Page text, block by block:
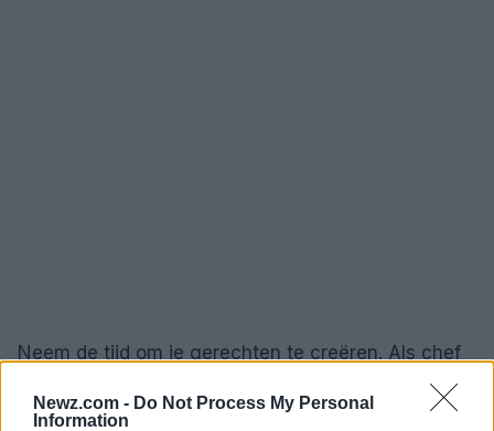
Newz.com - Do Not Process My Personal
Information
Neem de tijd om je gerechten te creëren. Als chef
heb ik vaak de waarde van geduld ervaren. Het is
de langzame benadering die leidt tot de mooiste